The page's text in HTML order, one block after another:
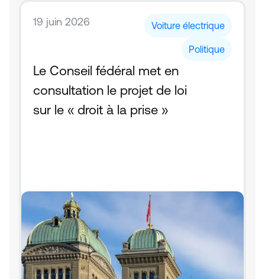
19 juin 2026 Voiture électrique
Politique
Le Conseil fédéral met en
consultation le projet de loi
sur le « droit à la prise »